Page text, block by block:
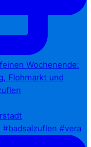
#badsalzuflen #vera